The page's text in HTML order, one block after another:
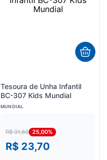
Tesoura de Unha Infantil
BC-307 Kids Mundial
MUNDIAL
R$ 31,60 25,00%
R$ 23,70